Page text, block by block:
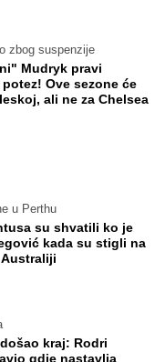
zbog suspenzije
Mudryk pravi
Ove sezone će
ali ne za Chelsea
u Perthu
su shvatili ko je
kada su stigli na
kraj: Rodri
gdje nastavlja